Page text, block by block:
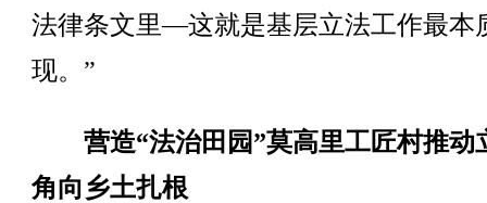
法律条文里—这就是基层立法工作最本
现。”
营造“法治田园”莫高里工匠村推动
角向乡土扎根